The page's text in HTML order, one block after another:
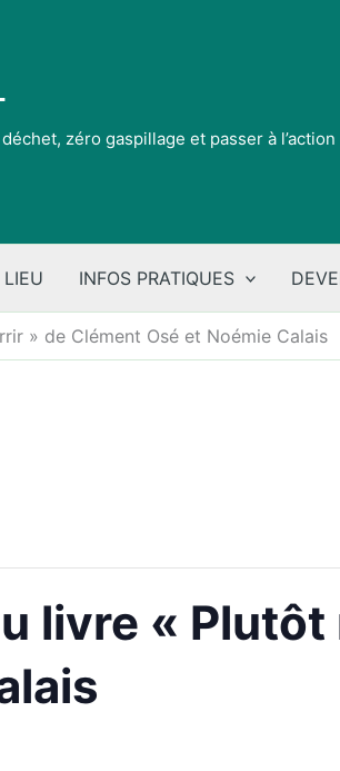
zéro gaspillage et passer à l’action
LIEU INFOS PRATIQUES
» de Clément Osé et Noémie Calais
livre « Plutôt